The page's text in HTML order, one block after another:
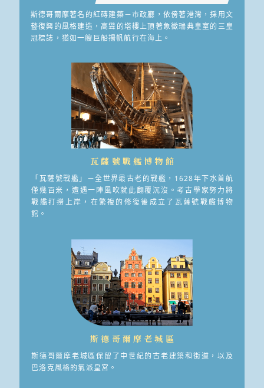
斯德哥爾摩著名的紅磚建築－市政廳，依傍著港灣，採用文
藝復興的風格建造，高聳的塔樓上頂著象徵瑞典皇室的三皇
冠標誌，猶如一艘巨船揚帆航行在海上。
瓦薩號戰艦博物館
「瓦薩號戰艦」－全世界最古老的戰艦，1628年下水首航
僅幾百米，遭遇一陣風吹就此翻覆沉沒。考古學家努力將
戰艦打撈上岸，在繁複的修復後成立了瓦薩號戰艦博物
館。
斯德哥爾摩老城區
斯德哥爾摩老城區保留了中世紀的古老建築和街道，以及
巴洛克風格的氣派皇宮。